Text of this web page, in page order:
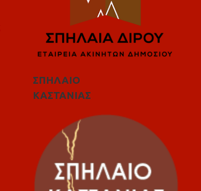
ΣΠΗΛΑΙΟ
ΚΑΣΤΑΝΙΑΣ